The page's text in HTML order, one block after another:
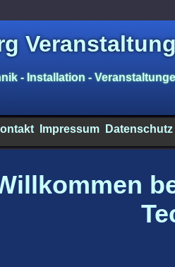
- Installation -
Impressum Datenschutz